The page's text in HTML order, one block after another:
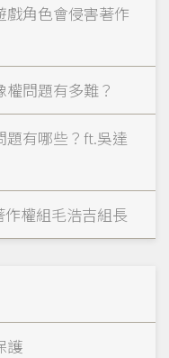
戲角色會侵害著作
問題有多難？
題有哪些？ft.吳達
權組毛浩吉組長
護